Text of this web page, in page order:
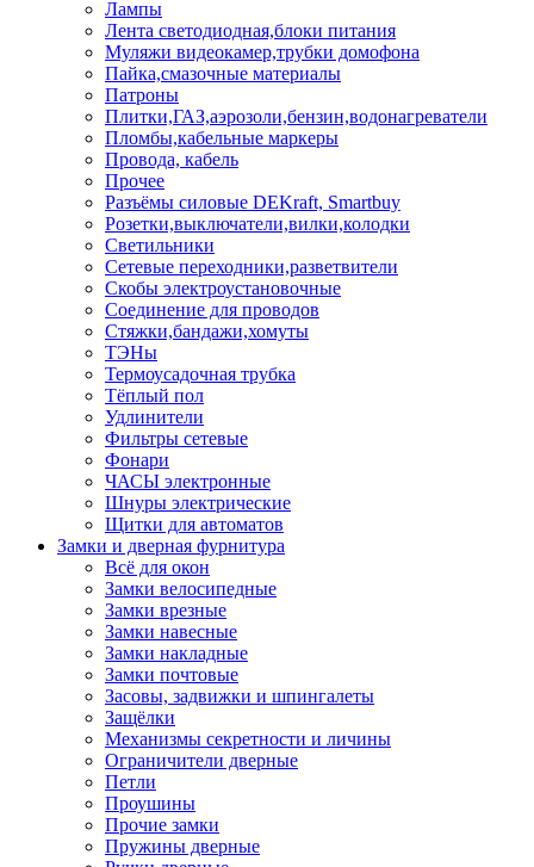
Лампы
Лента светодиодная,блоки питания
Муляжи видеокамер,трубки домофона
Пайка,смазочные материалы
Патроны
Плитки,ГАЗ,аэрозоли,бензин,водонагреватели
Пломбы,кабельные маркеры
Провода, кабель
Прочее
Разъёмы силовые DEKraft, Smartbuy
Розетки,выключатели,вилки,колодки
Светильники
Сетевые переходники,разветвители
Скобы электроустановочные
Соединение для проводов
Стяжки,бандажи,хомуты
ТЭНы
Термоусадочная трубка
Тёплый пол
Удлинители
Фильтры сетевые
Фонари
ЧАСЫ электронные
Шнуры электрические
Щитки для автоматов
Замки и дверная фурнитура
Всё для окон
Замки велосипедные
Замки врезные
Замки навесные
Замки накладные
Замки почтовые
Засовы, задвижки и шпингалеты
Защёлки
Механизмы секретности и личины
Ограничители дверные
Петли
Проушины
Прочие замки
Пружины дверные